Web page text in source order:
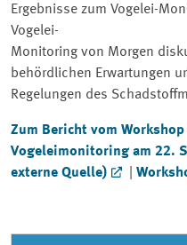
Ergebnisse zum Vogelei-
Vogelei-
Monitoring von Morgen
behördlichen Erwartungen
Regelungen des
Zum Bericht vom
Vogeleimonitoring am 22.
externe Quelle)